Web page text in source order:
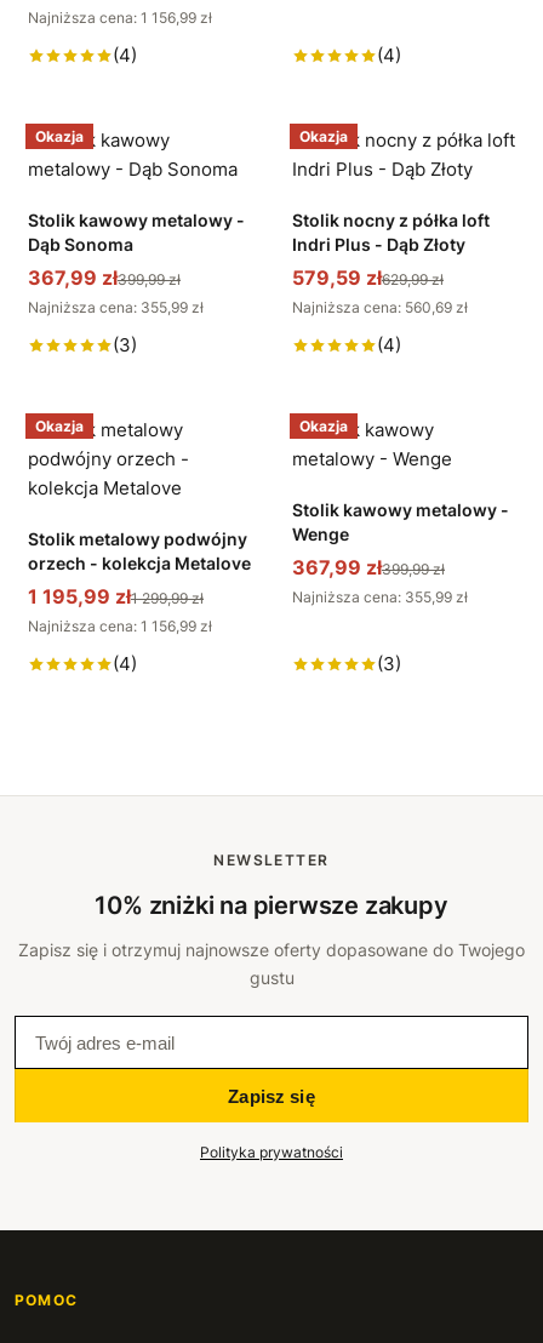
Najniższa cena: 1 156,99 zł
(4) (4)
Okazja
Stolik kawowy metalowy -
Dąb Sonoma
367,99 zł399,99 zł
Najniższa cena: 355,99 zł
(3)
Okazja
Stolik nocny z półka loft
Indri Plus - Dąb Złoty
579,59 zł629,99 zł
Najniższa cena: 560,69 zł
(4)
Okazja
Stolik metalowy podwójny
orzech - kolekcja Metalove
1 195,99 zł1 299,99 zł
Najniższa cena: 1 156,99 zł
(4)
Okazja
Stolik kawowy metalowy -
Wenge
367,99 zł399,99 zł
Najniższa cena: 355,99 zł
(3)
NEWSLETTER
10% zniżki na pierwsze zakupy
Zapisz się i otrzymuj najnowsze oferty dopasowane do Twojego
gustu
Zapisz się
Polityka prywatności
POMOC